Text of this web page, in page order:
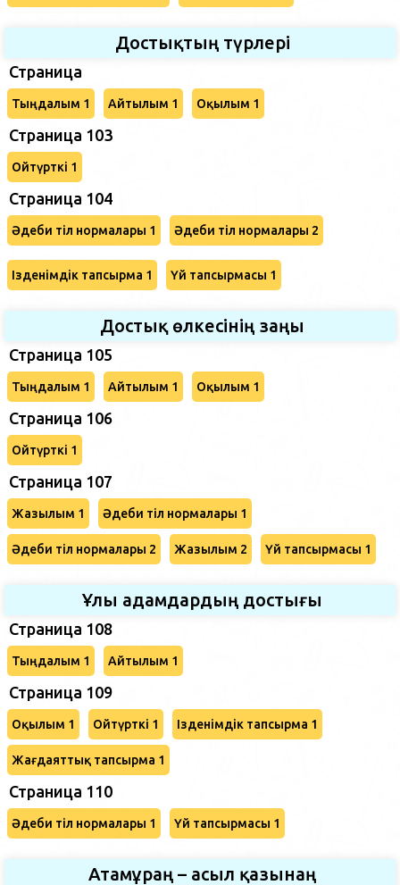
Достықтың түрлері
Страница
Тыңдалым 1 Айтылым 1 Оқылым 1
Страница 103
Ойтүрткі 1
Страница 104
Әдеби тіл нормалары 1 Әдеби тіл нормалары 2
Ізденімдік тапсырма 1 Үй тапсырмасы 1
Достық өлкесінің заңы
Страница 105
Тыңдалым 1 Айтылым 1 Оқылым 1
Страница 106
Ойтүрткі 1
Страница 107
Жазылым 1 Әдеби тіл нормалары 1
Әдеби тіл нормалары 2 Жазылым 2 Үй тапсырмасы 1
Ұлы адамдардың достығы
Страница 108
Тыңдалым 1 Айтылым 1
Страница 109
Оқылым 1 Ойтүрткі 1 Ізденімдік тапсырма 1
Жағдаяттық тапсырма 1
Страница 110
Әдеби тіл нормалары 1 Үй тапсырмасы 1
Атамұраң – асыл қазынаң